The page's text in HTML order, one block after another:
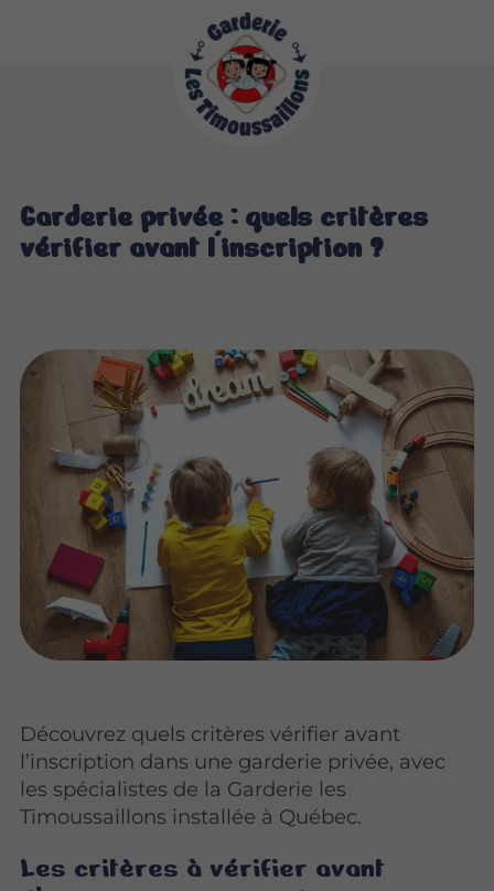
Garderie privée : quels critères
vérifier avant l'inscription ?
Découvrez quels critères vérifier avant
l’inscription dans une garderie privée, avec
les spécialistes de la Garderie les
Timoussaillons installée à Québec.
Les critères à vérifier avant